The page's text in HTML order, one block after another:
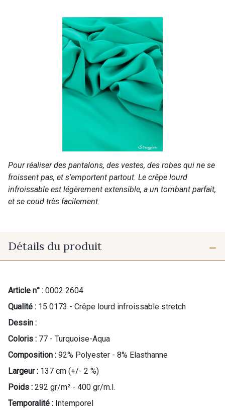
Pour réaliser des pantalons, des vestes, des robes qui ne se
froissent pas, et s'emportent partout. Le crêpe lourd
infroissable est légèrement extensible, a un tombant parfait,
et se coud très facilement.
Détails du produit
Article n° : 0002 2604
Qualité : 15 0173 - Crêpe lourd infroissable stretch
Dessin :
Coloris : 77 - Turquoise-Aqua
Composition : 92% Polyester - 8% Elasthanne
Largeur : 137 cm (+/- 2 %)
Poids : 292 gr/m² - 400 gr/m.l.
Temporalité : Intemporel